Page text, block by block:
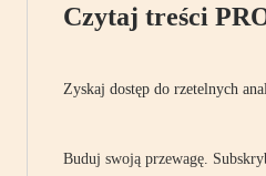
Czytaj treści
Zyskaj dostęp do rzetelnych
Buduj swoją przewagę.